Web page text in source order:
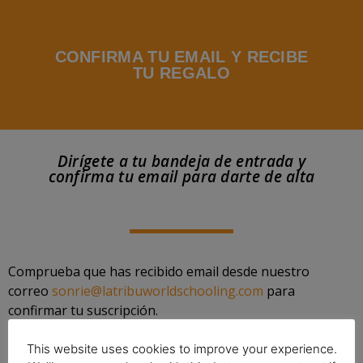
CONFIRMA TU EMAIL Y RECIBE
TU REGALO
Dirígete a tu bandeja de entrada y
confirma tu email para darte de alta
Comprueba que has recibido email desde nuestro
correo sonrie@latribuworldschooling.com para
confirmar tu suscripción.
Tras ello abre el correo y haz clic en el botón de
This website uses cookies to improve your experience.